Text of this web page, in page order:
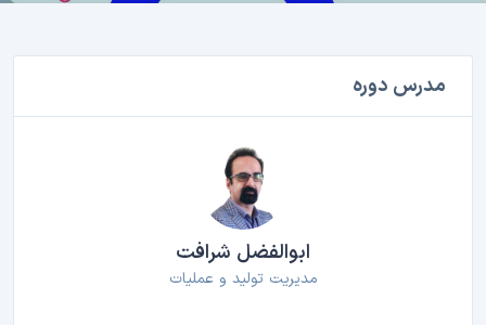
مدرس دوره
ابوالفضل شرافت
مدیریت تولید و عملیات